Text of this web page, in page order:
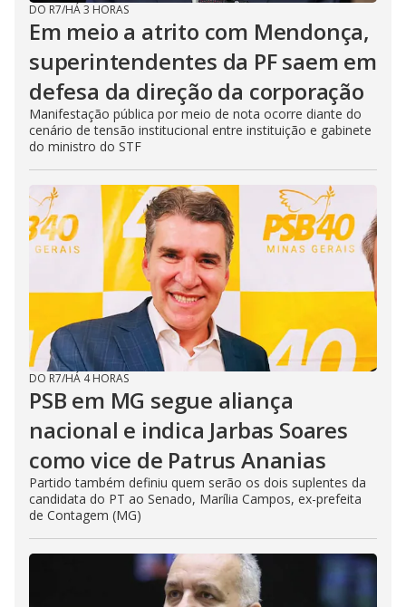
DO R7/HÁ 3 HORAS
Em meio a atrito com Mendonça,
superintendentes da PF saem em
defesa da direção da corporação
Manifestação pública por meio de nota ocorre diante do
cenário de tensão institucional entre instituição e gabinete
do ministro do STF
DO R7/HÁ 4 HORAS
PSB em MG segue aliança
nacional e indica Jarbas Soares
como vice de Patrus Ananias
Partido também definiu quem serão os dois suplentes da
candidata do PT ao Senado, Marília Campos, ex-prefeita
de Contagem (MG)